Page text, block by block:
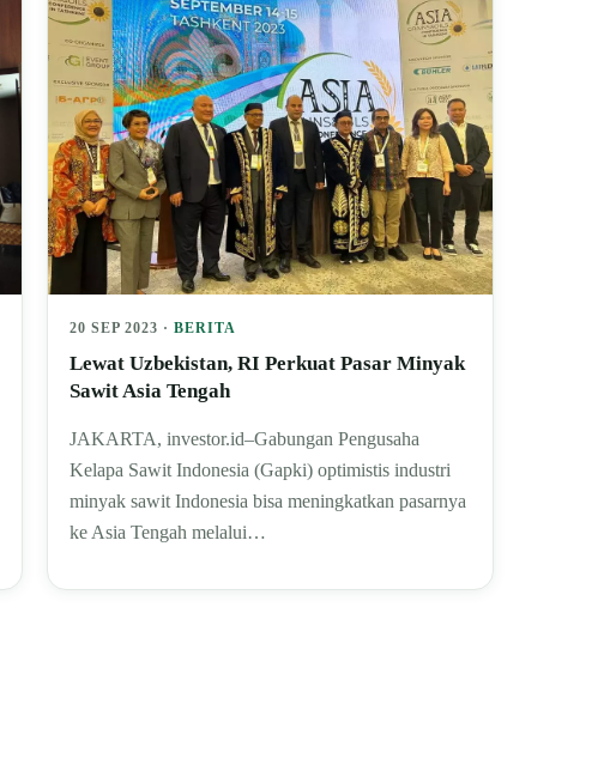
20 SEP 2023 · BERITA
Lewat Uzbekistan, RI Perkuat Pasar Minyak
Sawit Asia Tengah
JAKARTA, investor.id–Gabungan Pengusaha
Kelapa Sawit Indonesia (Gapki) optimistis industri
minyak sawit Indonesia bisa meningkatkan pasarnya
ke Asia Tengah melalui…